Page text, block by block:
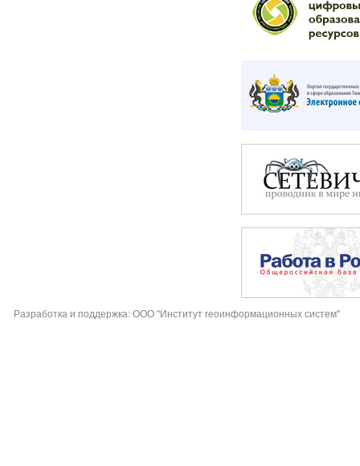
Разработка и поддержка: ООО "Институт геоинформационных систем"